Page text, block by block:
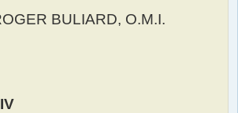
BULIARD, O.M.I.